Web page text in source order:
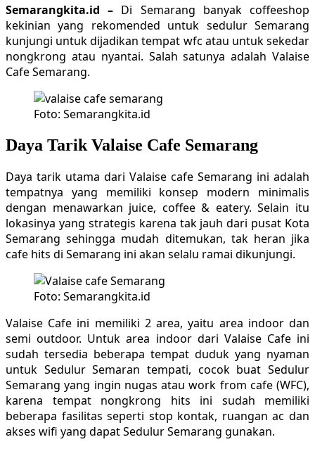
Semarangkita.id – Di Semarang banyak coffeeshop
kekinian yang rekomended untuk sedulur Semarang
kunjungi untuk dijadikan tempat wfc atau untuk sekedar
nongkrong atau nyantai. Salah satunya adalah Valaise
Cafe Semarang.
Foto: Semarangkita.id
Daya Tarik Valaise Cafe Semarang
Daya tarik utama dari Valaise cafe Semarang ini adalah
tempatnya yang memiliki konsep modern minimalis
dengan menawarkan juice, coffee & eatery. Selain itu
lokasinya yang strategis karena tak jauh dari pusat Kota
Semarang sehingga mudah ditemukan, tak heran jika
cafe hits di Semarang ini akan selalu ramai dikunjungi.
Foto: Semarangkita.id
Valaise Cafe ini memiliki 2 area, yaitu area indoor dan
semi outdoor. Untuk area indoor dari Valaise Cafe ini
sudah tersedia beberapa tempat duduk yang nyaman
untuk Sedulur Semaran tempati, cocok buat Sedulur
Semarang yang ingin nugas atau work from cafe (WFC),
karena tempat nongkrong hits ini sudah memiliki
beberapa fasilitas seperti stop kontak, ruangan ac dan
akses wifi yang dapat Sedulur Semarang gunakan.